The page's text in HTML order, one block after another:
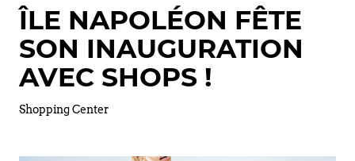
ÎLE NAPOLÉON FÊTE
SON INAUGURATION
AVEC SHOPS !
Shopping Center